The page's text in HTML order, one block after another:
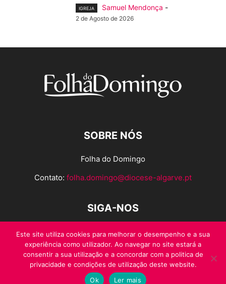
IGREJA Samuel Mendonça -
2 de Agosto de 2026
SOBRE NÓS
Folha do Domingo
Contato: folha.domingo@diocese-algarve.pt
SIGA-NOS
© Folha do Domingo 2026, todos os direitos reservados.
Este site utiliza cookies para melhorar o desempenho e a sua
experiência como utilizador. Ao navegar no site estará a
consentir a sua utilização e a concordar com a politica de
privacidade e condições de utilização deste website.
Ok
Ler mais